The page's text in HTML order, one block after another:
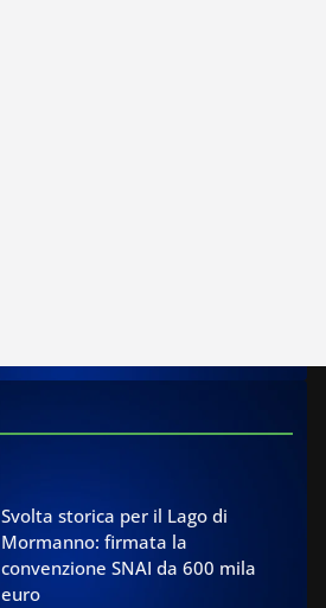
Svolta storica per il Lago di
Mormanno: firmata la
convenzione SNAI da 600 mila
euro